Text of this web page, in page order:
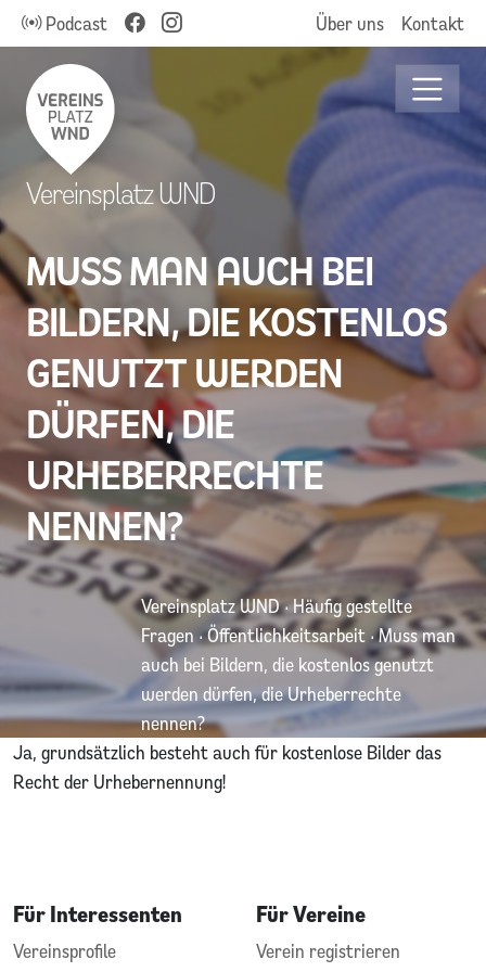
Podcast Über uns Kontakt
MUSS MAN AUCH BEI
BILDERN, DIE KOSTENLOS
GENUTZT WERDEN
DÜRFEN, DIE
URHEBERRECHTE
NENNEN?
Vereinsplatz WND
Vereinsplatz WND·Häufig gestellte
Fragen ·Öffentlichkeitsarbeit·Muss man
auch bei Bildern, die kostenlos genutzt
werden dürfen, die Urheberrechte
nennen?
Ja, grundsätzlich besteht auch für kostenlose Bilder das
Recht der Urhebernennung!
Für Interessenten
Vereinsprofile
Für Vereine
Verein registrieren